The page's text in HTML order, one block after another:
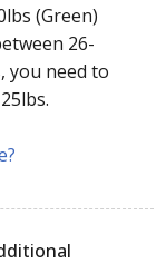
(Green)
26-
you need to